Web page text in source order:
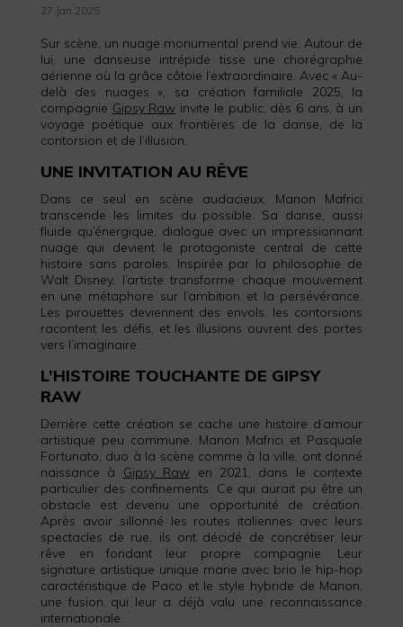
27 Jan 2025
Sur scène, un nuage monumental prend vie. Autour de
lui, une danseuse intrépide tisse une chorégraphie
aérienne où la grâce côtoie l’extraordinaire. Avec « Au-
delà des nuages », sa création familiale 2025, la
compagnie Gipsy Raw invite le public, dès 6 ans, à un
voyage poétique aux frontières de la danse, de la
contorsion et de l’illusion.
UNE INVITATION AU RÊVE
Dans ce seul en scène audacieux, Manon Mafrici
transcende les limites du possible. Sa danse, aussi
fluide qu’énergique, dialogue avec un impressionnant
nuage qui devient le protagoniste central de cette
histoire sans paroles. Inspirée par la philosophie de
Walt Disney, l’artiste transforme chaque mouvement
en une métaphore sur l’ambition et la persévérance.
Les pirouettes deviennent des envols, les contorsions
racontent les défis, et les illusions ouvrent des portes
vers l’imaginaire.
L’HISTOIRE TOUCHANTE DE GIPSY
RAW
Derrière cette création se cache une histoire d’amour
artistique peu commune. Manon Mafrici et Pasquale
Fortunato, duo à la scène comme à la ville, ont donné
naissance à Gipsy Raw en 2021, dans le contexte
particulier des confinements. Ce qui aurait pu être un
obstacle est devenu une opportunité de création.
Après avoir sillonné les routes italiennes avec leurs
spectacles de rue, ils ont décidé de concrétiser leur
rêve en fondant leur propre compagnie. Leur
signature artistique unique marie avec brio le hip-hop
caractéristique de Paco et le style hybride de Manon,
une fusion qui leur a déjà valu une reconnaissance
internationale.